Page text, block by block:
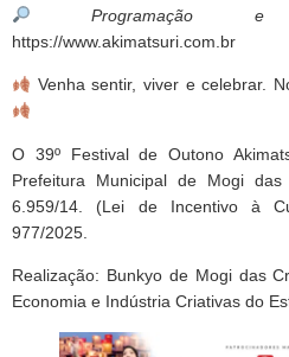
Programação
https://www.akimatsuri.com.br
Venha sentir, viver e celebrar.
O 39º Festival de Outono
Prefeitura Municipal de Mogi
6.959/14. (Lei de Incentivo à
977/2025.
Realização: Bunkyo de Mogi das
Economia e Indústria Criativas do